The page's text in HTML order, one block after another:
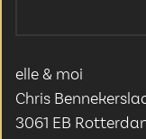
elle & moi
Chris
3061 EB